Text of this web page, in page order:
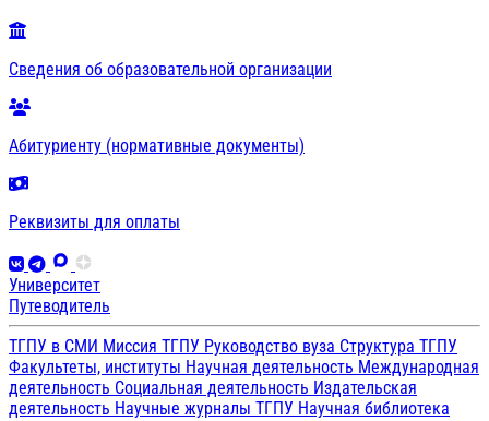
Сведения об образовательной организации
Абитуриенту (нормативные документы)
Реквизиты для оплаты
Университет
Путеводитель
ТГПУ в СМИ Миссия ТГПУ Руководство вуза Структура ТГПУ
Факультеты, институты Научная деятельность Международная
деятельность Социальная деятельность Издательская
деятельность Научные журналы ТГПУ Научная библиотека